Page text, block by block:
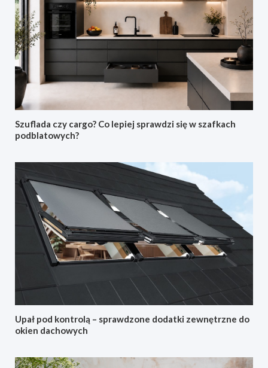
Szuflada czy cargo? Co lepiej sprawdzi się w szafkach
podblatowych?
Upał pod kontrolą – sprawdzone dodatki zewnętrzne do
okien dachowych